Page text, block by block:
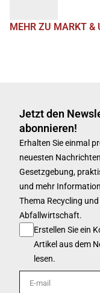
MEHR ZU MARKT &
Jetzt den
abonnieren!
Erhalten Sie einmal
neuesten
Gesetzgebung,
und mehr
Thema Recycling und
Abfallwirtschaft.
Erstellen Sie ein
Artikel aus dem
lesen.
E-mail